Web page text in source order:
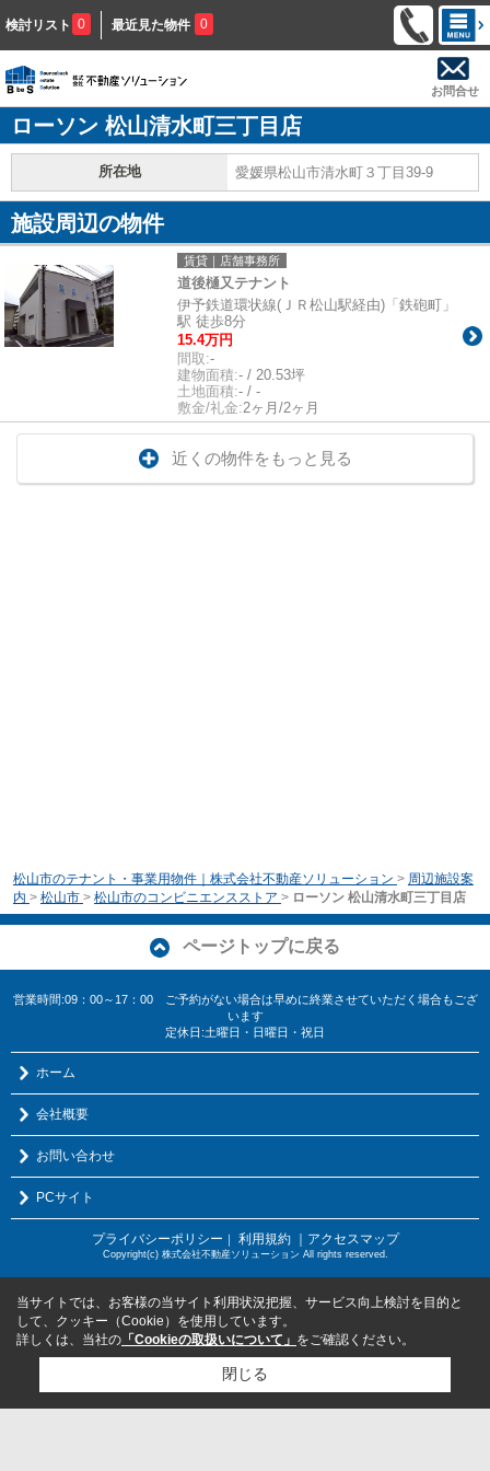
検討リスト 0 最近見た物件 0
お問合せ
ローソン 松山清水町三丁目店
所在地 愛媛県松山市清水町３丁目39-9
施設周辺の物件
賃貸｜店舗事務所
道後樋又テナント
伊予鉄道環状線(ＪＲ松山駅経由)「鉄砲町」
駅 徒歩8分
15.4万円
間取:-
建物面積:- / 20.53坪
土地面積:- / -
敷金/礼金:2ヶ月/2ヶ月
近くの物件をもっと見る
松山市のテナント・事業用物件｜株式会社不動産ソリューション > 周辺施設案
内 > 松山市 > 松山市のコンビニエンスストア > ローソン 松山清水町三丁目店
ページトップに戻る
営業時間:09：00～17：00 ご予約がない場合は早めに終業させていただく場合もござ
います
定休日:土曜日・日曜日・祝日
ホーム
会社概要
お問い合わせ
PCサイト
プライバシーポリシー ｜ 利用規約 ｜アクセスマップ
Copyright(c) 株式会社不動産ソリューション All rights reserved.
当サイトでは、お客様の当サイト利用状況把握、サービス向上検討を目的と
して、クッキー（Cookie）を使用しています。
詳しくは、当社の 「Cookieの取扱いについて」 をご確認ください。
閉じる